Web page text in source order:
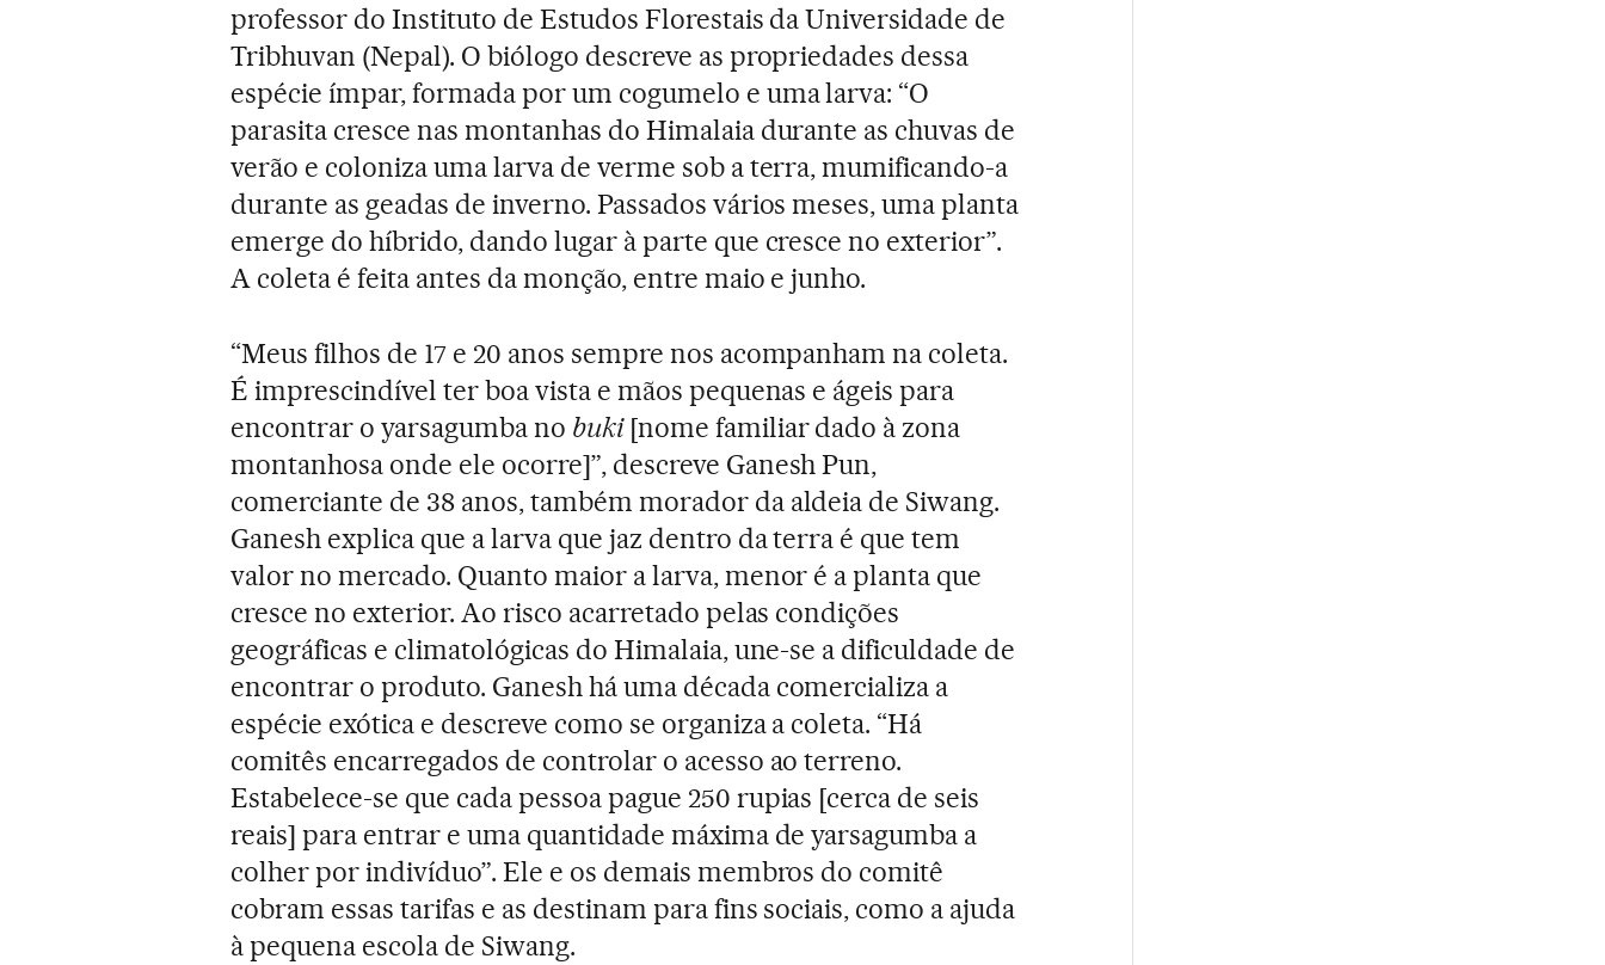
professor do Instituto de Estudos Florestais da Universidade de
Tribhuvan (Nepal). O biólogo descreve as propriedades dessa
espécie ímpar, formada por um cogumelo e uma larva: “O
parasita cresce nas montanhas do Himalaia durante as chuvas de
verão e coloniza uma larva de verme sob a terra, mumificando-a
durante as geadas de inverno. Passados vários meses, uma planta
emerge do híbrido, dando lugar à parte que cresce no exterior”.
A coleta é feita antes da monção, entre maio e junho.
“Meus filhos de 17 e 20 anos sempre nos acompanham na coleta.
É imprescindível ter boa vista e mãos pequenas e ágeis para
encontrar o yarsagumba no buki[nome familiar dado à zona
montanhosa onde ele ocorre]”, descreve Ganesh Pun,
comerciante de 38 anos, também morador da aldeia de Siwang.
Ganesh explica que a larva que jaz dentro da terra é que tem
valor no mercado. Quanto maior a larva, menor é a planta que
cresce no exterior. Ao risco acarretado pelas condições
geográficas e climatológicas do Himalaia, une-se a dificuldade de
encontrar o produto. Ganesh há uma década comercializa a
espécie exótica e descreve como se organiza a coleta. “Há
comitês encarregados de controlar o acesso ao terreno.
Estabelece-se que cada pessoa pague 250 rupias [cerca de seis
reais] para entrar e uma quantidade máxima de yarsagumba a
colher por indivíduo”. Ele e os demais membros do comitê
cobram essas tarifas e as destinam para fins sociais, como a ajuda
à pequena escola de Siwang.